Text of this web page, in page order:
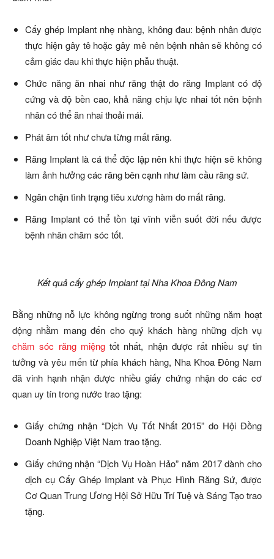
Cấy ghép Implant nhẹ nhàng, không đau: bệnh nhân được
thực hiện gây tê hoặc gây mê nên bệnh nhân sẽ không có
cảm giác đau khi thực hiện phẫu thuật.
Chức năng ăn nhai như răng thật do răng Implant có độ
cứng và độ bền cao, khả năng chịu lực nhai tốt nên bệnh
nhân có thể ăn nhai thoải mái.
Phát âm tốt như chưa từng mất răng.
Răng Implant là cá thể độc lập nên khi thực hiện sẽ không
làm ảnh hưởng các răng bên cạnh như làm cầu răng sứ.
Ngăn chặn tình trạng tiêu xương hàm do mất răng.
Răng Implant có thể tồn tại vĩnh viễn suốt đời nếu được
bệnh nhân chăm sóc tốt.
Kết quả cấy ghép Implant tại Nha Khoa Đông Nam
Bằng những nỗ lực không ngừng trong suốt những năm hoạt
động nhằm mang đến cho quý khách hàng những dịch vụ
chăm sóc răng miệngtốt nhất, nhận được rất nhiều sự tin
tưởng và yêu mến từ phía khách hàng, Nha Khoa Đông Nam
đã vinh hạnh nhận được nhiều giấy chứng nhận do các cơ
quan uy tín trong nước trao tặng:
Giấy chứng nhận “Dịch Vụ Tốt Nhất 2015” do Hội Đồng
Doanh Nghiệp Việt Nam trao tặng.
Giấy chứng nhận “Dịch Vụ Hoàn Hảo” năm 2017 dành cho
dịch cụ Cấy Ghép Implant và Phục Hình Răng Sứ, được
Cơ Quan Trung Ương Hội Sở Hữu Trí Tuệ và Sáng Tạo trao
tặng.